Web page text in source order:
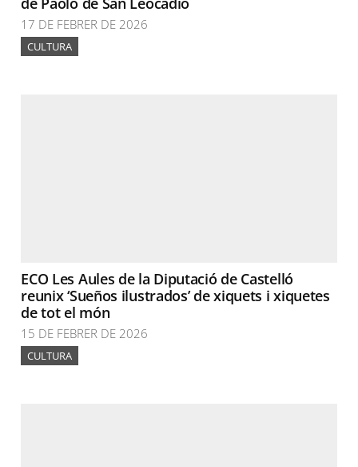
17 DE FEBRER DE 2026
CULTURA
ECO Les Aules de la Diputació de Castelló
reunix ‘Sueños ilustrados’ de xiquets i xiquetes
de tot el món
15 DE FEBRER DE 2026
CULTURA